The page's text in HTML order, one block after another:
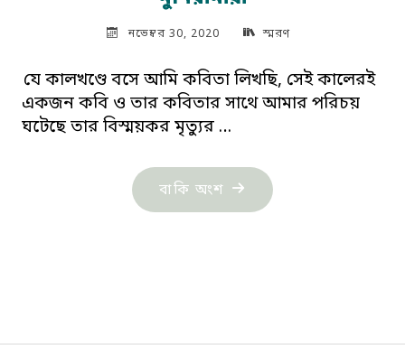
নভেম্বর 30, 2020 স্মরণ
যে কালখণ্ডে বসে আমি কবিতা লিখছি, সেই কালেরই
একজন কবি ও তার কবিতার সাথে আমার পরিচয়
ঘটেছে তার বিস্ময়কর মৃত্যুর …
বাকি অংশ "কবি
মুনিরা